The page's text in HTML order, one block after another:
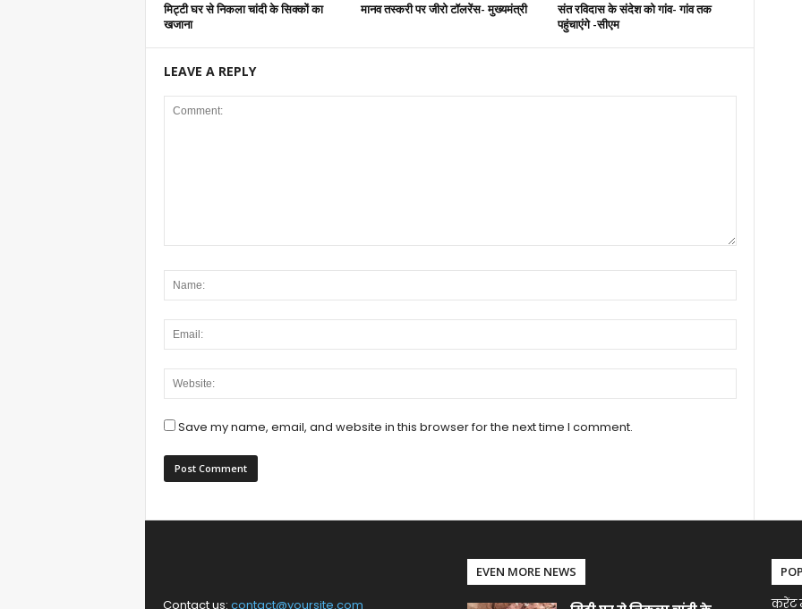
मिट्टी घर से निकला चांदी के सिक्कों का
खजाना
मानव तस्करी पर जीरो टॉलरेंस- मुख्यमंत्री
संत रविदास के संदेश को गांव- गांव तक
पहुंचाएंगे -सीएम
LEAVE A REPLY
Save my name, email, and website in this browser for the next time I comment.
Contact us: contact@yoursite.com
EVEN MORE NEWS
करेंट